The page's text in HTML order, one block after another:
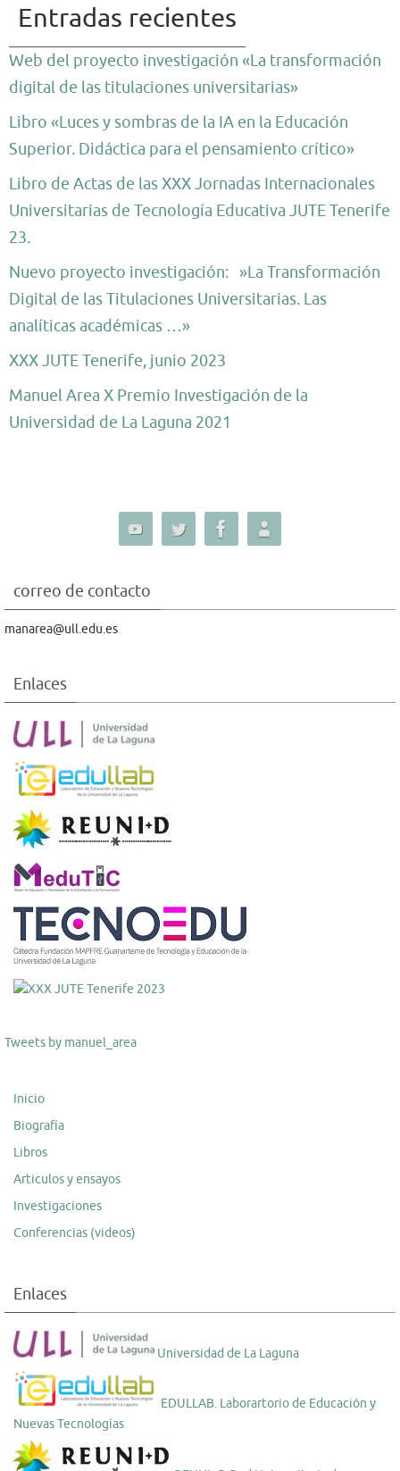
Entradas recientes
Web del proyecto investigación «La transformación
digital de las titulaciones universitarias»
Libro «Luces y sombras de la IA en la Educación
Superior. Didáctica para el pensamiento crítico»
Libro de Actas de las XXX Jornadas Internacionales
Universitarias de Tecnología Educativa JUTE Tenerife
23.
Nuevo proyecto investigación: »La Transformación
Digital de las Titulaciones Universitarias. Las
analíticas académicas …»
XXX JUTE Tenerife, junio 2023
Manuel Area X Premio Investigación de la
Universidad de La Laguna 2021
correo de contacto
manarea@ull.edu.es
Enlaces
Tweets by manuel_area
Inicio
Biografía
Libros
Articulos y ensayos
Investigaciones
Conferencias (videos)
Enlaces
Universidad de La Laguna
EDULLAB. Laborartorio de Educación y
Nuevas Tecnologías